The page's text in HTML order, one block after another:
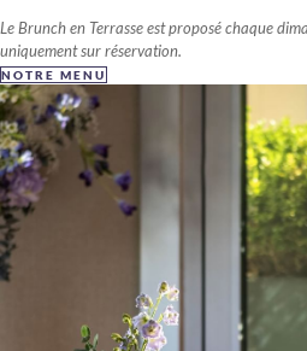
Le Brunch en Terrasse est proposé chaque
uniquement sur réservation.
NOTRE MENU